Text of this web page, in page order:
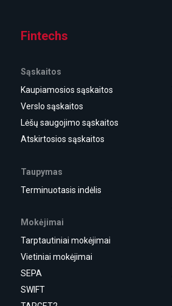
Fintechs
Sąskaitos
Kaupiamosios sąskaitos
Verslo sąskaitos
Lėšų saugojimo sąskaitos
Atskirtosios sąskaitos
Taupymas
Terminuotasis indėlis
Mokėjimai
Tarptautiniai mokėjimai
Vietiniai mokėjimai
SEPA
SWIFT